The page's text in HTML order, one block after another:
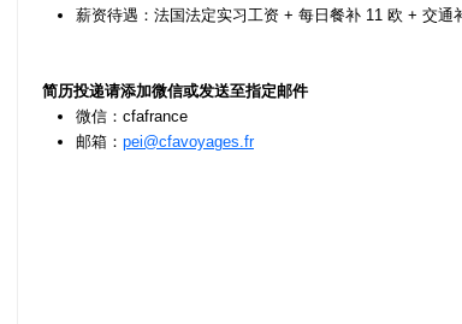
薪资待遇：法国法定实习工资 + 每日餐补 11 欧 + 交通
简历投递请添加微信或发送至指定邮件
微信：cfafrance
邮箱： pei@cfavoyages.fr